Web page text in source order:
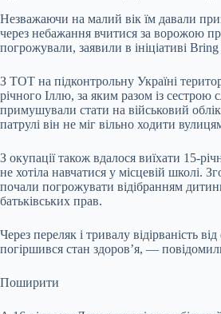
Незважаючи на малий вік їм давали
через небажання вчитися за ворожою
погрожували, заявили в ініціативі
З ТОТ на підконтрольну Україні
річного Іллю, за яким разом із
примушували стати на військовий
патрулі він не міг вільно ходити
З окупації також вдалося виїхати 15-
не хотіла навчатися у місцевій школі.
почали погрожувати відібранням
батьківських прав.
Через переляк і тривалу відірваність
погіршився стан здоров’я, —
Поширити